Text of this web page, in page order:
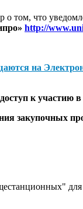
о том, что
http://
на
к участию
закупочных